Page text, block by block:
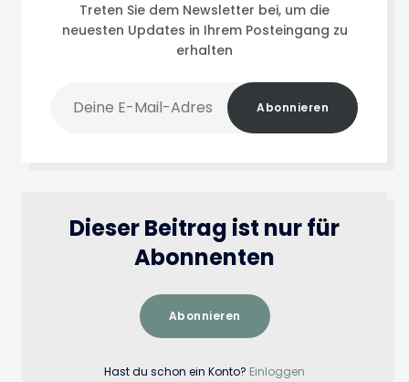
Treten Sie dem Newsletter bei, um die
neuesten Updates in Ihrem Posteingang zu
erhalten
Abonnieren
Dieser Beitrag ist nur für
Abonnenten
Abonnieren
Hast du schon ein Konto? Einloggen